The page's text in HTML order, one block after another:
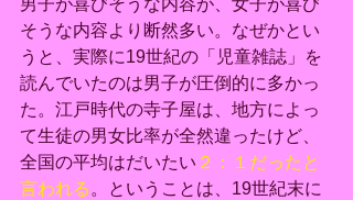
男子が喜びそうな内容が、女子が喜び
そうな内容より断然多い。なぜかとい
うと、実際に19世紀の「児童雑誌」を
読んでいたのは男子が圧倒的に多かっ
た。江戸時代の寺子屋は、地方によっ
て生徒の男女比率が全然違ったけど、
全国の平均はだいたい ２：１だったと
言われる 。ということは、19世紀末に